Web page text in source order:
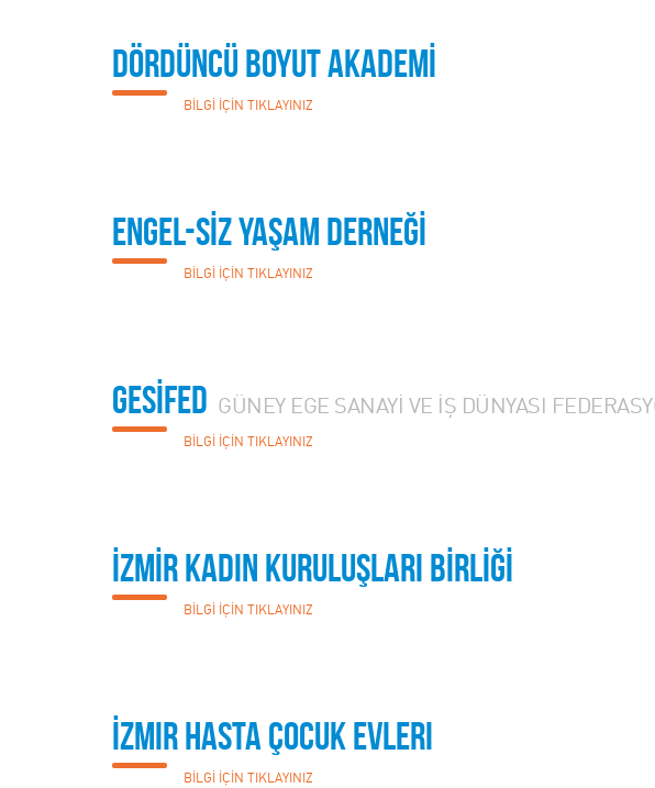
DÖRDÜNCÜ BOYUT AKADEMİ
BİLGİ İÇİN TIKLAYINIZ
ENGEL-SİZ YAŞAM DERNEĞİ
BİLGİ İÇİN TIKLAYINIZ
GESİFED GÜNEY EGE SANAYİ VE İŞ DÜNYASI
BİLGİ İÇİN TIKLAYINIZ
İZMİR KADIN KURULUŞLARI BİRLİĞİ
BİLGİ İÇİN TIKLAYINIZ
İzmir Hasta Çocuk Evleri
BİLGİ İÇİN TIKLAYINIZ